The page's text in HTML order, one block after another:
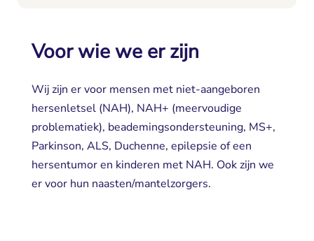
Voor wie we er zijn
Wij zijn er voor mensen met niet-aangeboren
hersenletsel (NAH), NAH+ (meervoudige
problematiek), beademingsondersteuning, MS+,
Parkinson, ALS, Duchenne, epilepsie of een
hersentumor en kinderen met NAH. Ook zijn we
er voor hun naasten/mantelzorgers.